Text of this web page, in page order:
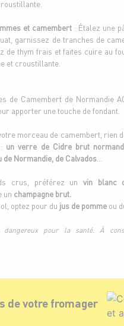
et camembert : Étalez une
garnissez de tranches de
de thym frais et faites cuire au
et croustillante.
de Camembert de Normandie
apporter une touche de fondant.
morceau de camembert, rien
un verre de Cidre brut
de Normandie, de Calvados
crus, préférez un vin blanc
un champagne brut.
optez pour du jus de pomme ou
dangereux pour la santé. À
de votre fromager